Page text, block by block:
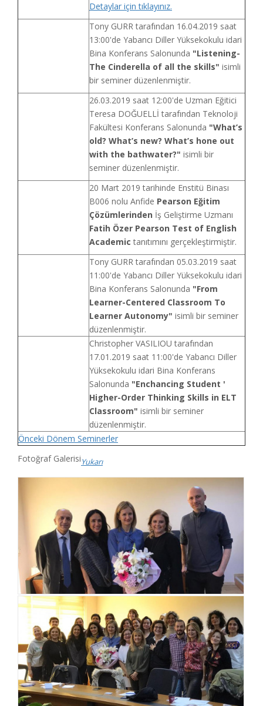
Detaylar için tıklayınız.
Tony GURR tarafından 16.04.2019 saat
13:00'de Yabancı Diller Yüksekokulu idari
Bina Konferans Salonunda "Listening-
The Cinderella of all the skills" isimli
bir seminer düzenlenmiştir.
26.03.2019 saat 12:00'de Uzman Eğitici
Teresa DOĞUELLİ tarafından Teknoloji
Fakültesi Konferans Salonunda "What’s
old? What’s new? What’s hone out
with the bathwater?" isimli bir
seminer düzenlenmiştir.
20 Mart 2019 tarihinde Enstitü Binası
B006 nolu Anfide Pearson Eğitim
Çözümlerinden İş Geliştirme Uzmanı
Fatih Özer Pearson Test of English
Academic tanıtımını gerçekleştirmiştir.
Tony GURR tarafından 05.03.2019 saat
11:00'de Yabancı Diller Yüksekokulu idari
Bina Konferans Salonunda "From
Learner-Centered Classroom To
Learner Autonomy" isimli bir seminer
düzenlenmiştir.
Christopher VASILIOU tarafından
17.01.2019 saat 11:00'de Yabancı Diller
Yüksekokulu idari Bina Konferans
Salonunda "Enchancing Student '
Higher-Order Thinking Skills in ELT
Classroom" isimli bir seminer
düzenlenmiştir.
Önceki Dönem Seminerler
Fotoğraf GalerisiYukarı